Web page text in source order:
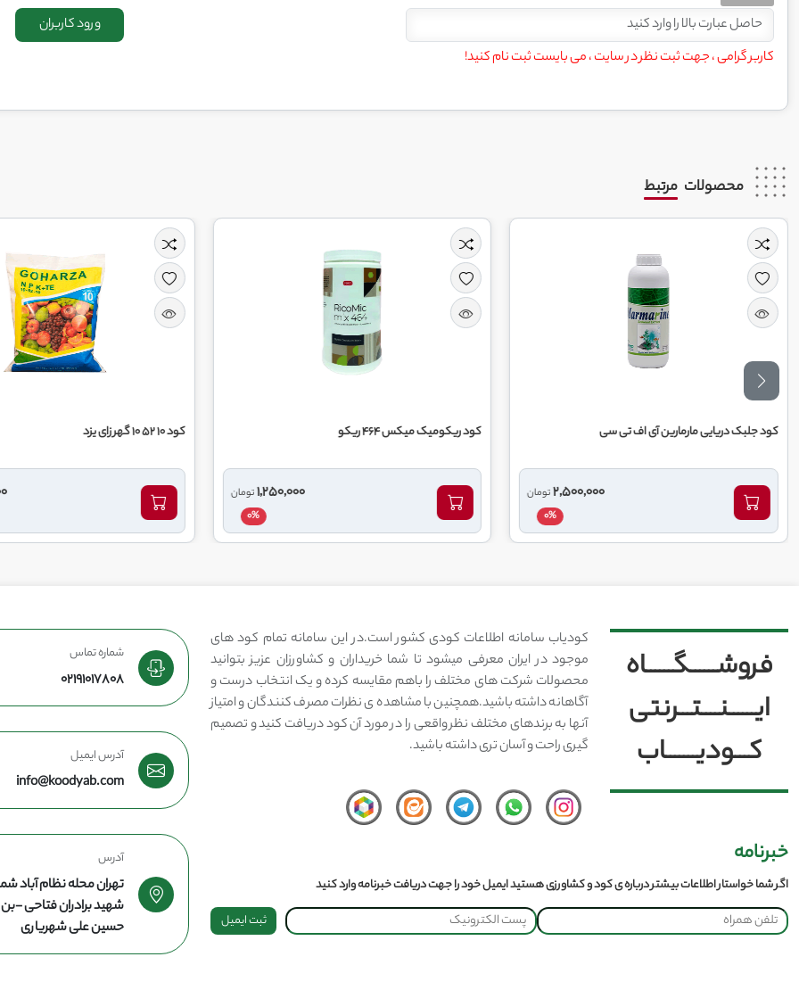
کاربر گرامی ، جهت ثبت نظر در سایت ، می بایست ثبت نام کنید!
محصولات مرتبط
اف تی سی
2,500,000
کود ریکومیک میکس 464 ریکو
1,250,000
کود 10 52 10 گهر زای یزد
7,100,000
فروشــــــگــــــاه
ایــــــنــــتـــرنتی
کـــودیـــــــاب
کودیاب سامانه اطلاعات کودی کشور است.در این سامانه تمام کود های
موجود در ایران معرفی میشود تا شما خریداران و کشاورزان عزیز بتوانید
محصولات شرکت های مختلف را باهم مقایسه کرده و یک انتخاب درست و
آگاهانه داشته باشید.همچنین با مشاهده ی نظرات مصرف کنندگان و امتیاز
آنها به برندهای مختلف نظر واقعی را در مورد آن کود دریافت کنید و تصمیم
گیری راحت و آسان تری داشته باشید.
خبرنامه
اگر شما خواستار اطلاعات بیشتر درباره ی کود و کشاورزی هستید ایمیل خود را جهت دریافت خبرنامه وارد کنید
ثبت ایمیل
شماره تماس
02191017808
آدرس ایمیل
info@koodyab.com
آدرس
تهران محله نظام آباد
شهید برادران فتاحی -
حسین علی شهریاری